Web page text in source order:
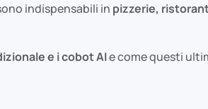
indispensabili in pizzerie,
e i cobot AIe come questi